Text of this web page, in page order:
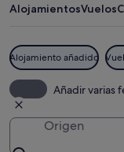
AlojamientosVuelos
Alojamiento añadido
Añadir varias
Origen